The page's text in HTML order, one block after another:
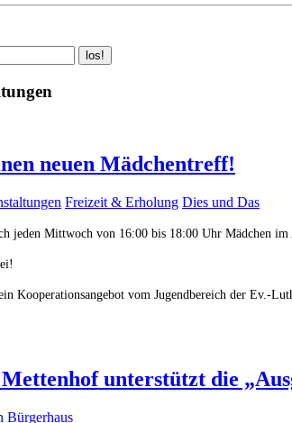
los!
neuen Mädchentreff!
Freizeit & Erholung Dies und Das
jeden Mittwoch von 16:00 bis 18:00 Uhr Mädchen
Kooperationsangebot vom Jugendbereich der Ev.-
unterstützt die
Bürgerhaus